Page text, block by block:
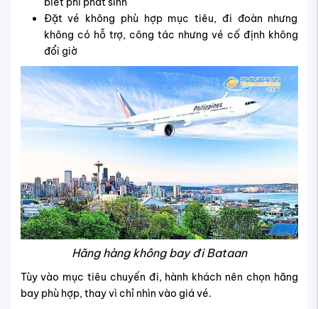
Đặt vé không phù hợp mục tiêu, đi đoàn nhưng
không có hỗ trợ, công tác nhưng vé cố định không
đổi giờ
Hãng hàng không bay đi Bataan
Tùy vào mục tiêu chuyến đi, hành khách nên chọn hãng
bay phù hợp, thay vì chỉ nhìn vào giá vé.